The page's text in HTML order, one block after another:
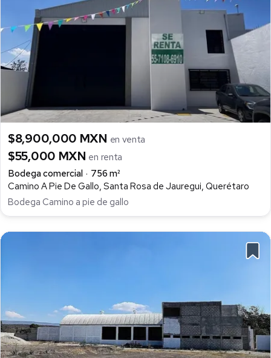
$8,900,000 MXN en venta
$55,000 MXN en renta
Bodega comercial
756 m²
Camino A Pie De Gallo, Santa Rosa de Jauregui, Querétaro
Bodega Camino a pie de gallo